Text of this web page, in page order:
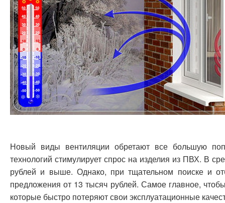
Новый виды вентиляции обретают все большую
технологий стимулирует спрос на изделия из ПВХ. В
рублей и выше. Однако, при тщательном поиске и
предложения от 13 тысяч рублей. Самое главное,
которые быстро потеряют свои эксплуатационные